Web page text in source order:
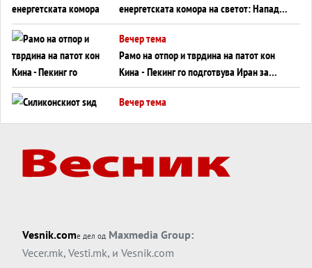
енергетската комора на светот: Нападот
во Суец најавува глобален енергетски
инфаркт?
Вечер тема
Рамо на отпор и тврдина на патот кон
Кина - Пекинг го подготвува Иран за
американска копнена инвазија
Вечер тема
Вечер тема
Трамп тврди дека повторно „разговара“
Вечер тема
ДЛАБОКО УДОЛУ: Сметководствените
трикови што го соборија ЕНРОН ги
Vesnik.comе дел од Maxmedia Group:
Vecer.mk, Vesti.mk, и Vesnik.com